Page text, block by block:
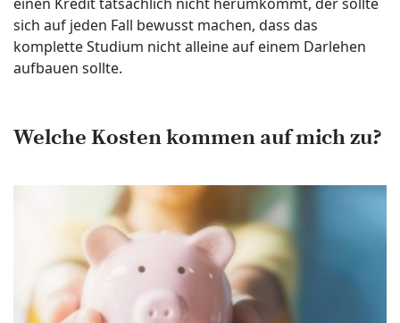
sich auf jeden Fall bewusst machen, dass das
komplette Studium nicht alleine auf einem Darlehen
aufbauen sollte.
Welche Kosten kommen auf mich zu?